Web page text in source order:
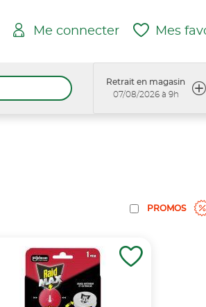
Me connecter Mes
Retrait en magasin
07/08/2026 à 9h
PROMOS